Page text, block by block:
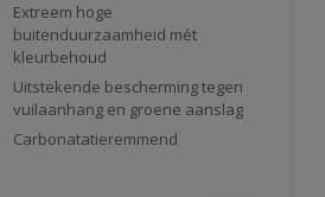
Extreem hoge
buitenduurzaamheid mét
kleurbehoud
Uitstekende bescherming tegen
vuilaanhang en groene aanslag
Carbonatatieremmend